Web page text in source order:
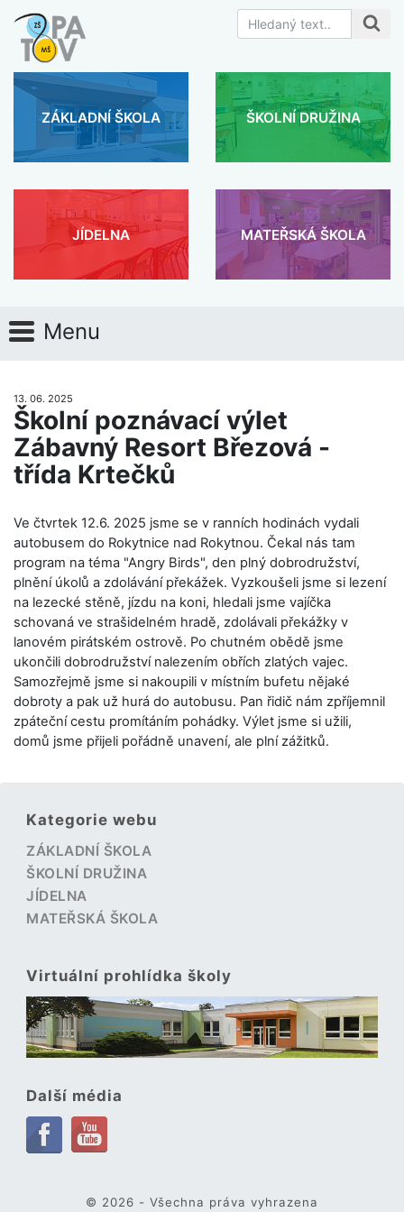
ZÁKLADNÍ ŠKOLA ŠKOLNÍ DRUŽINA
JÍDELNA MATEŘSKÁ ŠKOLA
Menu
13. 06. 2025
Školní poznávací výlet
Zábavný Resort Březová -
třída Krtečků
Ve čtvrtek 12.6. 2025 jsme se v ranních hodinách vydali
autobusem do Rokytnice nad Rokytnou. Čekal nás tam
program na téma "Angry Birds", den plný dobrodružství,
plnění úkolů a zdolávání překážek. Vyzkoušeli jsme si lezení
na lezecké stěně, jízdu na koni, hledali jsme vajíčka
schovaná ve strašidelném hradě, zdolávali překážky v
lanovém pirátském ostrově. Po chutném obědě jsme
ukončili dobrodružství nalezením obřích zlatých vajec.
Samozřejmě jsme si nakoupili v místním bufetu nějaké
dobroty a pak už hurá do autobusu. Pan řidič nám zpříjemnil
zpáteční cestu promítáním pohádky. Výlet jsme si užili,
domů jsme přijeli pořádně unavení, ale plní zážitků.
Kategorie webu
ZÁKLADNÍ ŠKOLA
ŠKOLNÍ DRUŽINA
JÍDELNA
MATEŘSKÁ ŠKOLA
Virtuální prohlídka školy
Další média
© 2026 - Všechna práva vyhrazena